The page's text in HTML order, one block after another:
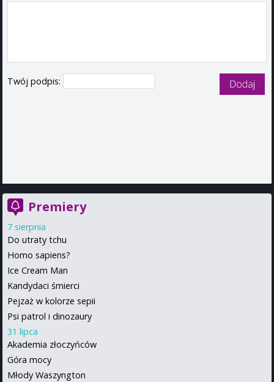
Twój podpis:
Premiery
7 sierpnia
Do utraty tchu
Homo sapiens?
Ice Cream Man
Kandydaci śmierci
Pejzaż w kolorze sepii
Psi patrol i dinozaury
31 lipca
Akademia złoczyńców
Góra mocy
Młody Waszyngton